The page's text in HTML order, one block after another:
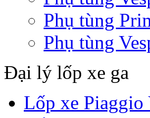
Phụ tùng
Phụ tùng
Đại lý lốp xe ga
Lốp xe Piaggio